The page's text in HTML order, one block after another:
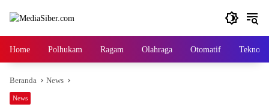
Home Polhukam Ragam Olahraga Otomatif Tekno
Beranda News
News